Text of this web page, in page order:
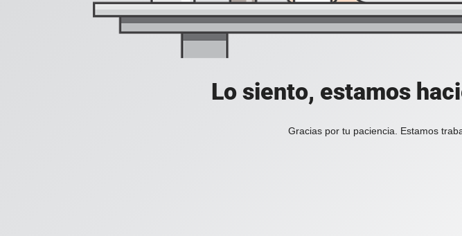
Lo siento, estamos
Gracias por tu paciencia. Estamos